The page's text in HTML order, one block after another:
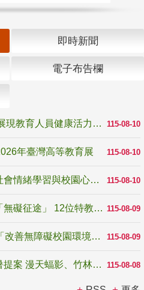
即時新聞
電子布告欄
115-08-10
教育盃球類錦標賽圓滿落幕 展現教育人員健康活力與團隊精神
115-08-10
年臺灣高等教育展
115-08-10
教育部鼓勵大專校院推動「社會情緒學習與校園心理健康促進計畫」 培育校園「心」韌性
115-08-09
青年百億海外圓夢基金計畫「無礙征途」 12位特教與弱勢青年勇闖西班牙 跨越感官限制見證生命蛻變
115-08-09
國教署補助22縣市積極推動「改善無障礙校園環境計畫」 打造友善、安全、無礙學習空間
115-08-08
青年壯遊點精選夏夜限定避暑提案 漫天蝠影、竹林尋蛙、茶香夜觀 邀青年暮色出發